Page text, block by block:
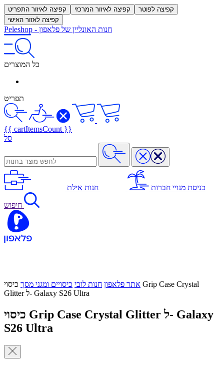
קפיצה לאיזור התפריט קפיצה לאיזור המרכזי
קפיצה לפוטר
קפיצה לאזור האישי
Peleshop - חנות האונליין של פלאפון
כל המוצרים
תפריט
{{ cartItemsCount }}
סל
כניסת מנויי חברות חנות אילת
חיפוש
אתר פלאפון חנות לובי כיסויים ומגני מסך כיסוי Grip Case Crystal
Glitter ל- Galaxy S26 Ultra
כיסוי Grip Case Crystal Glitter ל- Galaxy
S26 Ultra